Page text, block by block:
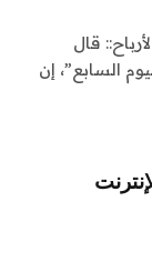
قال
السابع”، إن